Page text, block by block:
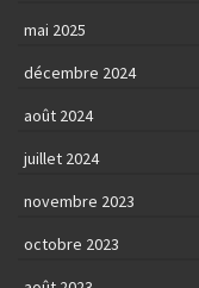
mai 2025
décembre 2024
août 2024
juillet 2024
novembre 2023
octobre 2023